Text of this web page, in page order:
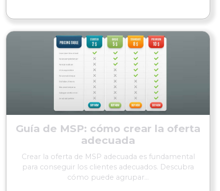
Guía de MSP: cómo crear la oferta
adecuada
Crear la oferta de MSP adecuada es fundamental
para conseguir los clientes adecuados. Descubra
cómo puede agrupar...